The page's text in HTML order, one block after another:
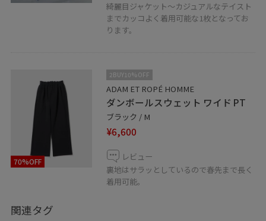
綺麗目ジャケット〜カジュアルなテイスト
までカッコよく着用可能な1枚となってお
ります。
70%OFF
2BUY10%OFF
ADAM ET ROPÉ HOMME
ダンボールスウェット ワイド PT
ブラック / M
¥6,600
レビュー
裏地はサラッとしているので春先まで長く
着用可能。
関連タグ